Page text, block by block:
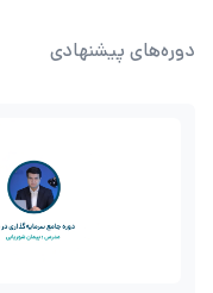
دوره‌های پیشنهادی